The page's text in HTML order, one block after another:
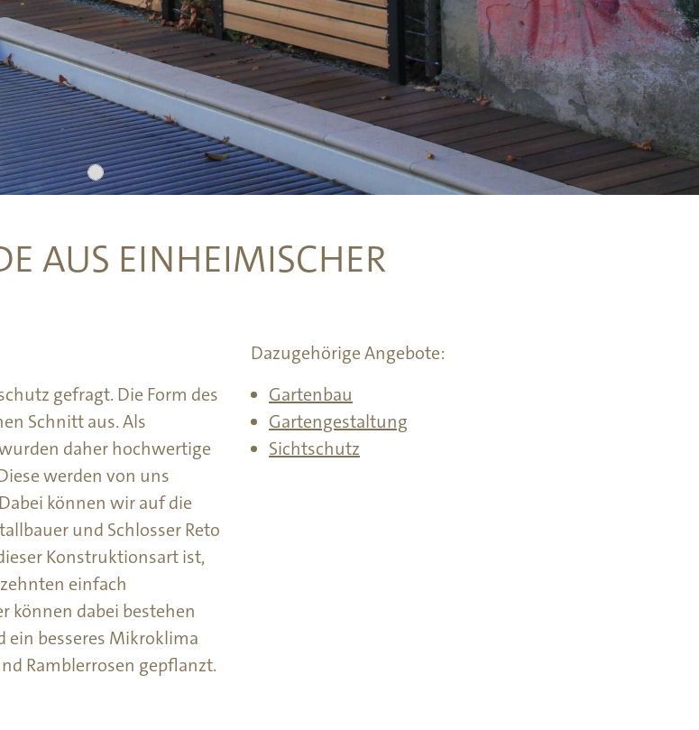
AUS EINHEIMISCHER
gefragt. Die Form des
Schnitt aus. Als
daher hochwertige
werden von uns
können wir auf die
und Schlosser Reto
Konstruktionsart ist,
einfach
können dabei bestehen
ein besseres Mikroklima
Ramblerrosen gepflanzt.
Dazugehörige Angebote:
Gartenbau
Gartengestaltung
Sichtschutz